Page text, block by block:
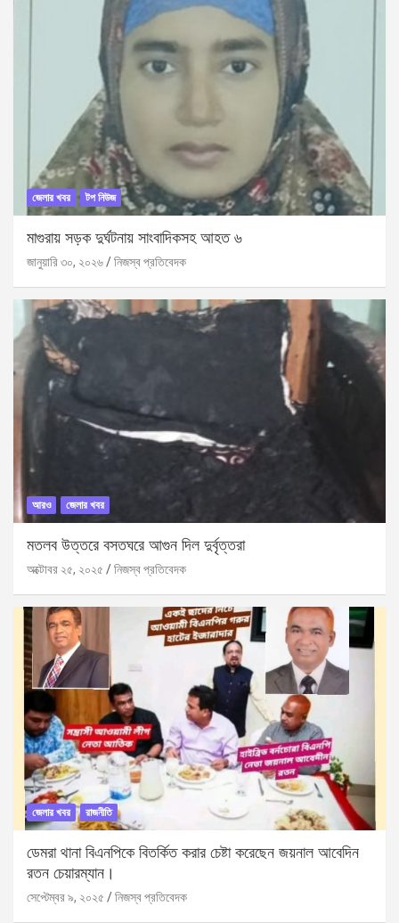
জেলার খবর টপ নিউজ
মাগুরায় সড়ক দুর্ঘটনায় সাংবাদিকসহ আহত ৬
জানুয়ারি ৩০, ২০২৬ নিজস্ব প্রতিবেদক
আরও জেলার খবর
মতলব উত্তরে বসতঘরে আগুন দিল দুর্বৃত্তরা
অক্টোবর ২৫, ২০২৫ নিজস্ব প্রতিবেদক
জেলার খবর রাজনীতি
ডেমরা থানা বিএনপিকে বিতর্কিত করার চেষ্টা করেছেন জয়নাল আবেদিন
রতন চেয়ারম্যান।
সেপ্টেম্বর ৯, ২০২৫ নিজস্ব প্রতিবেদক